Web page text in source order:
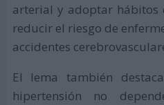
arterial y adoptar hábitos
reducir el riesgo de
accidentes
El lema también
hipertensión no